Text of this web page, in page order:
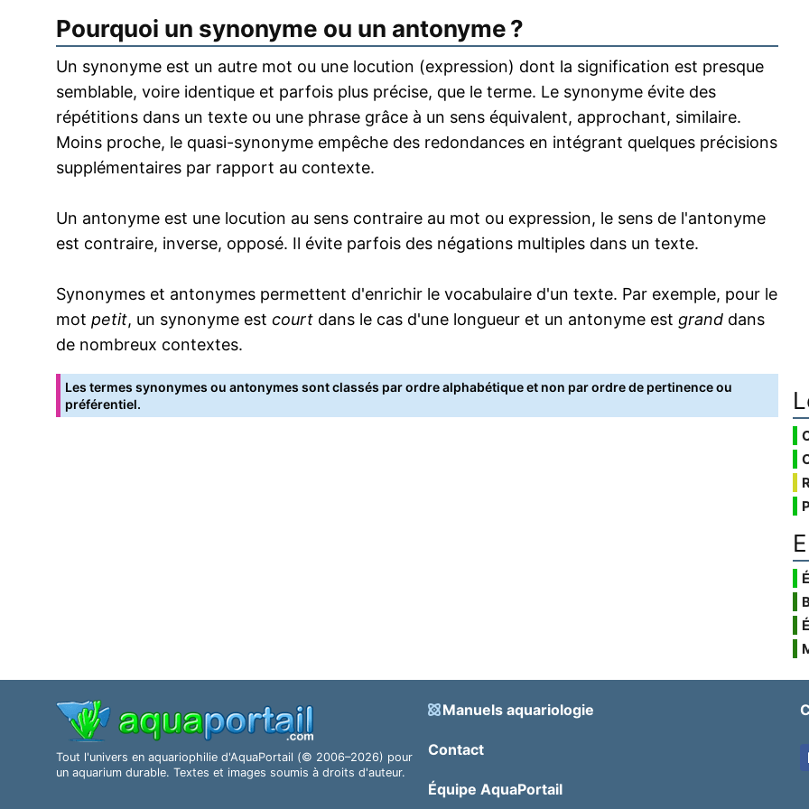
Pourquoi un synonyme ou un antonyme ?
Un synonyme est un autre mot ou une locution (expression) dont la signification est presque
semblable, voire identique et parfois plus précise, que le terme. Le synonyme évite des
répétitions dans un texte ou une phrase grâce à un sens équivalent, approchant, similaire.
Moins proche, le quasi-synonyme empêche des redondances en intégrant quelques précisions
supplémentaires par rapport au contexte.
Un antonyme est une locution au sens contraire au mot ou expression, le sens de l'antonyme
est contraire, inverse, opposé. Il évite parfois des négations multiples dans un texte.
Synonymes et antonymes permettent d'enrichir le vocabulaire d'un texte. Par exemple, pour le
mot petit, un synonyme est court dans le cas d'une longueur et un antonyme est grand dans
de nombreux contextes.
Les termes synonymes ou antonymes sont classés par ordre alphabétique et non par ordre de pertinence ou
préférentiel.
Tout l'univers en aquariophilie d'AquaPortail (© 2006–2026) pour
un aquarium durable. Textes et images soumis à droits d'auteur.
Manuels aquariologie
Contact
Équipe AquaPortail